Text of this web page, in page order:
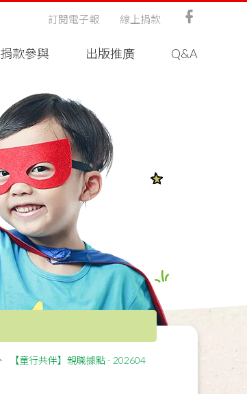
捐款參與 出版推廣 Q&A
訂閱電子報 線上捐款
【童行共伴】親職據點 - 202604